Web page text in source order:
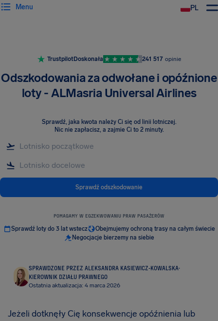
PL
Menu
TrustpilotDoskonała 241 517 opinie
Odszkodowania za odwołane i opóźnione
loty - ALMasria Universal Airlines
Sprawdź, jaka kwota należy Ci się od linii lotniczej.
Nic nie zapłacisz, a zajmie Ci to 2 minuty.
Sprawdź odszkodowanie
POMAGAMY W EGZEKWOWANIU PRAW PASAŻERÓW
Sprawdź loty do 3 lat wstecz
Obejmujemy ochroną trasy na całym świecie
Negocjacje bierzemy na siebie
SPRAWDZONE PRZEZ ALEKSANDRA KASIEWICZ-KOWALSKA·
KIEROWNIK DZIAŁU PRAWNEGO
Ostatnia aktualizacja: 4 marca 2026
Jeżeli dotknęły Cię konsekwencje opóźnienia lub